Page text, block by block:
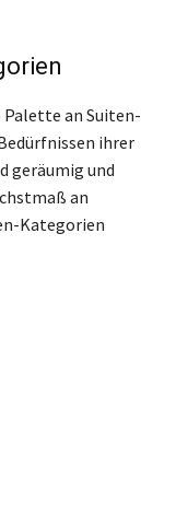
an Suiten-
ihrer
geräumig und
an
Kategorien